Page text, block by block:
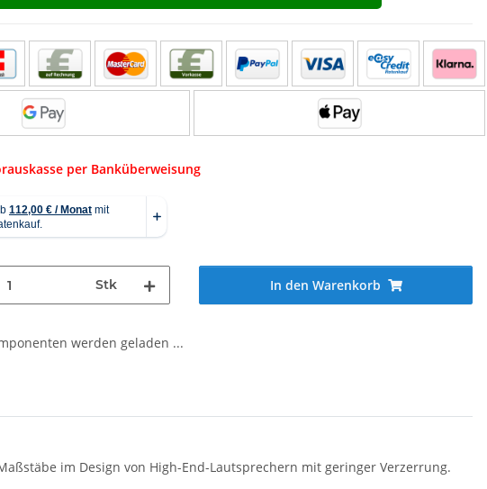
per Banküberweisung
Stk In den Warenkorb
werden geladen ...
im Design von High-End-Lautsprechern mit geringer Verzerrung.